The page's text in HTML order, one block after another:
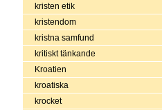
kristen etik
kristendom
kristna samfund
kritiskt tänkande
Kroatien
kroatiska
krocket